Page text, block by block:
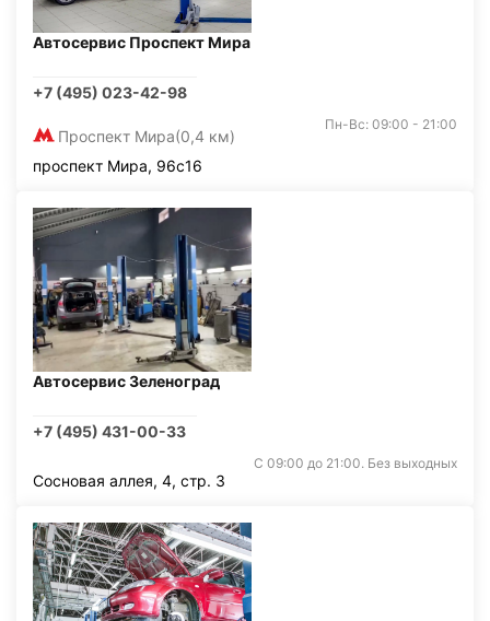
Автосервис Проспект Мира
+7 (495) 023-42-98
Проспект Мира(0,4 км)
Пн-Вс: 09:00 - 21:00
проспект Мира, 96с16
Автосервис Зеленоград
+7 (495) 431-00-33
С 09:00 до 21:00. Без выходных
Сосновая аллея, 4, стр. 3